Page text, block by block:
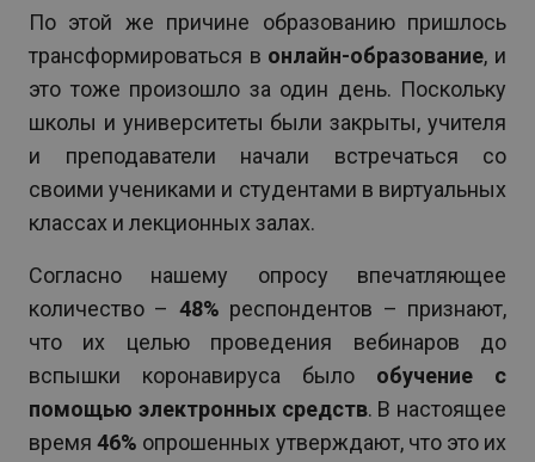
По этой же причине образованию пришлось
трансформироваться в онлайн-образование, и
это тоже произошло за один день. Поскольку
школы и университеты были закрыты, учителя
и преподаватели начали встречаться со
своими учениками и студентами в виртуальных
классах и лекционных залах.
Согласно нашему опросу впечатляющее
количество – 48% респондентов – признают,
что их целью проведения вебинаров до
вспышки коронавируса было обучение с
помощью электронных средств. В настоящее
время46% опрошенных утверждают, что это их